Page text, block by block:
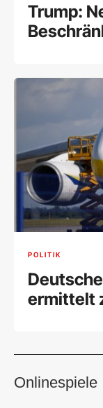
Trump:
POLITIK
ermittelt
Onlinespiele